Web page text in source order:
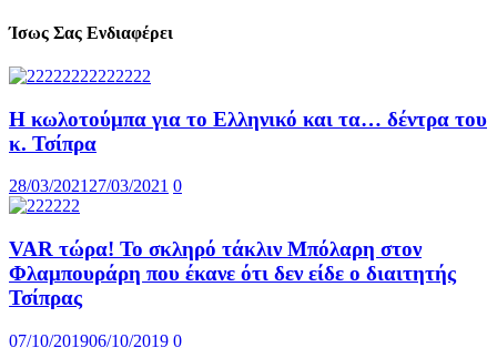
Ίσως Σας Ενδιαφέρει
Η κωλοτούμπα για το Ελληνικό και τα… δέντρα του
κ. Τσίπρα
28/03/2021 27/03/2021 0
VAR τώρα! Το σκληρό τάκλιν Μπόλαρη στον
Φλαμπουράρη που έκανε ότι δεν είδε ο διαιτητής
Τσίπρας
07/10/201906/10/2019 0